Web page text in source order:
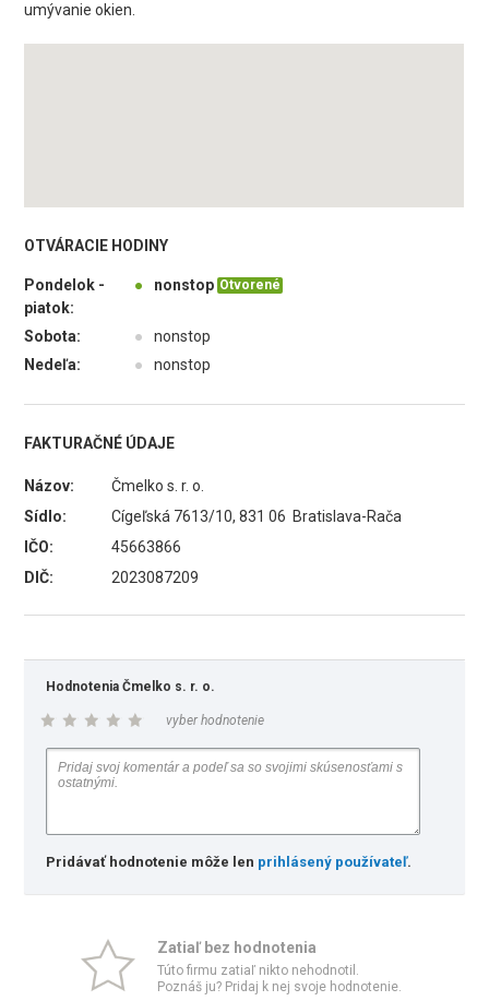
umývanie okien.
OTVÁRACIE HODINY
Pondelok -
piatok:
● nonstop Otvorené
Sobota: ●
nonstop
Nedeľa:
● nonstop
FAKTURAČNÉ ÚDAJE
Názov:
Čmelko s. r. o.
Sídlo:
Cígeľská 7613/10, 831 06 Bratislava-Rača
IČO:
45663866
DIČ:
2023087209
Hodnotenia Čmelko s. r. o.
vyber hodnotenie
Pridávať hodnotenie môže len prihlásený používateľ.
Zatiaľ bez hodnotenia
Túto firmu zatiaľ nikto nehodnotil.
Poznáš ju? Pridaj k nej svoje hodnotenie.